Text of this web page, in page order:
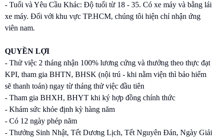
- Tuổi và Yêu Cầu Khác: Độ tuổi từ 18 - 35. Có xe máy và bằng lái
xe máy. Đối với khu vực TP.HCM, chúng tôi hiện chỉ nhận ứng
viên nam.
QUYỀN LỢI
- Thử việc 2 tháng nhận 100% lương cứng và thưởng theo thực đạt
KPI, tham gia BHTN, BHSK (nội trú - khi nằm viện thì bảo hiểm
sẽ thanh toán) ngay từ tháng thử việc đầu tiên
- Tham gia BHXH, BHYT khi ký hợp đồng chính thức
- Khám sức khỏe định kỳ hàng năm
- Có 12 ngày phép năm
- Thưởng Sinh Nhật, Tết Dương Lịch, Tết Nguyên Đán, Ngày Giải